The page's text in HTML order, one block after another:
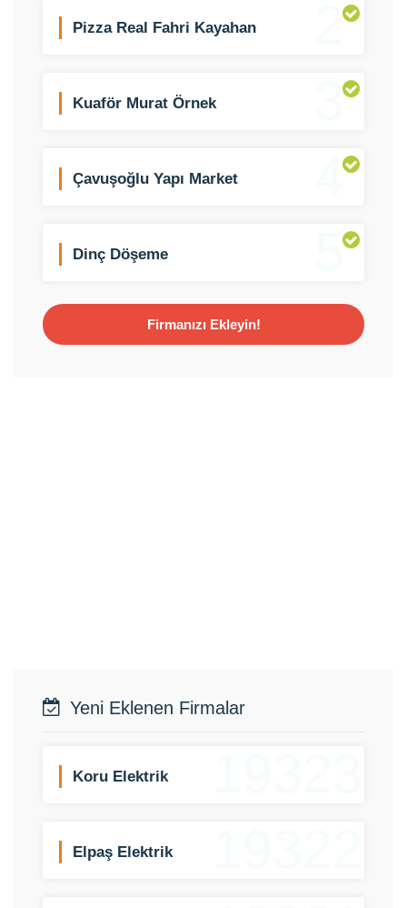
2
Pizza Real Fahri Kayahan
3
Kuaför Murat Örnek
4
Çavuşoğlu Yapı Market
5
Dinç Döşeme
Firmanızı Ekleyin!
Yeni Eklenen Firmalar
Koru Elektrik
Elpaş Elektrik